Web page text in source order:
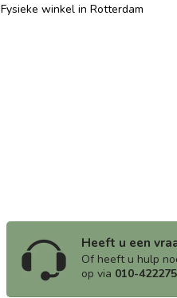
Fysieke winkel in Rotterdam
Heeft u een
Of heeft u hulp
op via 010-